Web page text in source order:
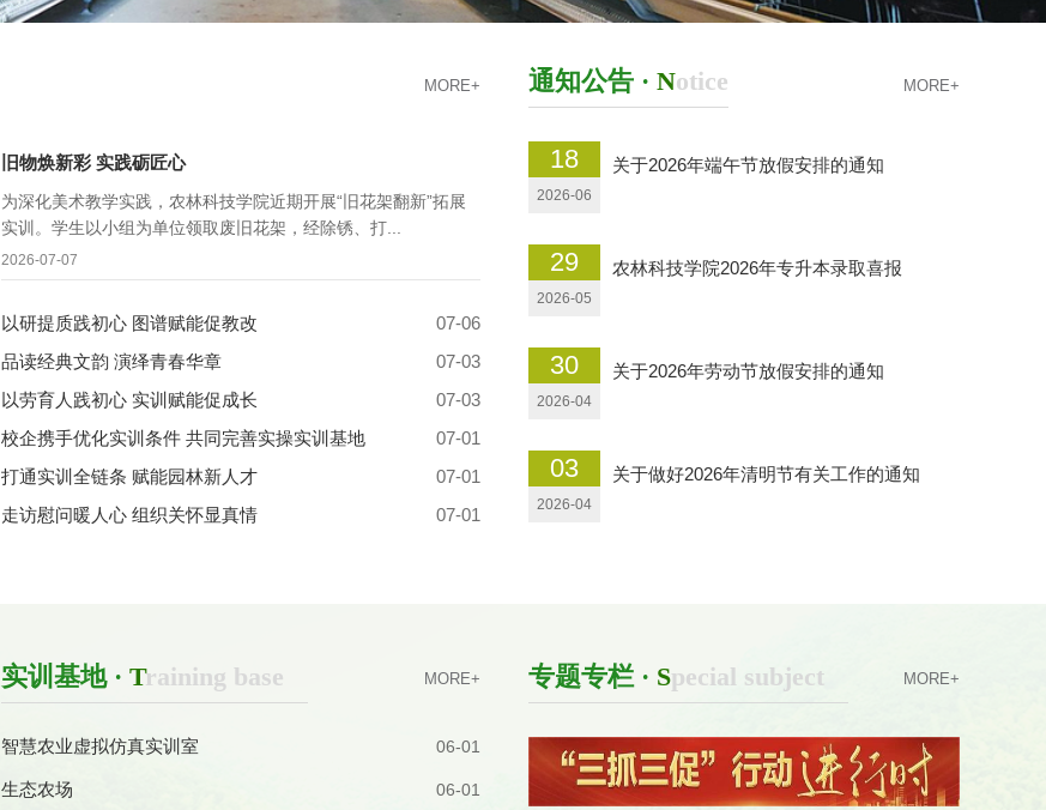
2026-07
品读经典文韵 演绎青春华章
03
MORE+
旧物焕新彩 实践砺匠心
为深化美术教学实践，农林科技学院近期开展“旧花架翻新”拓展
实训。学生以小组为单位领取废旧花架，经除锈、打...
2026-07-07
以研提质践初心 图谱赋能促教改
07-06
品读经典文韵 演绎青春华章
07-03
以劳育人践初心 实训赋能促成长
07-03
校企携手优化实训条件 共同完善实操实训基地
07-01
打通实训全链条 赋能园林新人才
07-01
走访慰问暖人心 组织关怀显真情
07-01
通知公告 · Notice MORE+
18
2026-06
关于2026年端午节放假安排的通知
29
2026-05
农林科技学院2026年专升本录取喜报
30
2026-04
关于2026年劳动节放假安排的通知
03
2026-04
关于做好2026年清明节有关工作的通知
实训基地 · Training base MORE+
智慧农业虚拟仿真实训室 06-01
生态农场 06-01
专题专栏 · Special subject MORE+